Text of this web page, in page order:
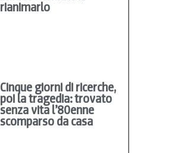
rianimarlo
Cinque giorni di ricerche,
poi la tragedia: trovato
senza vita l’80enne
scomparso da casa